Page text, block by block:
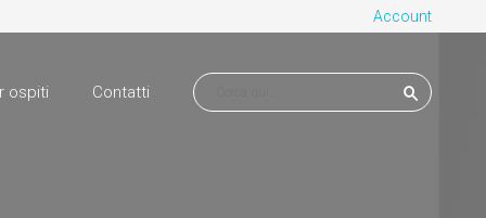
Account
ospiti Contatti